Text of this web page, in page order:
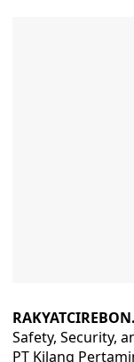
Safety, Security,
PT Kilang